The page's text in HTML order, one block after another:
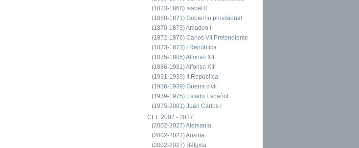
(1833-1868) Isabel II
(1868-1871) Gobierno provisional
(1870-1873) Amadeo I
(1872-1876) Carlos VII Pretendiente
(1873-1873) I República
(1875-1885) Alfonso XII
(1886-1931) Alfonso XIII
(1931-1939) II República
(1936-1939) Guerra civil
(1939-1975) Estado Español
(1975-2001) Juan Carlos I
CEE 2002 - 2027
(2002-2027) Alemania
(2002-2027) Austria
(2002-2027) Bélgica